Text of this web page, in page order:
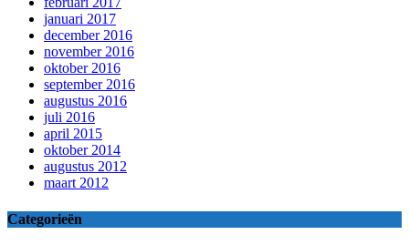
januari 2017
december 2016
november 2016
oktober 2016
september 2016
augustus 2016
juli 2016
april 2015
oktober 2014
augustus 2012
maart 2012
Categorieën